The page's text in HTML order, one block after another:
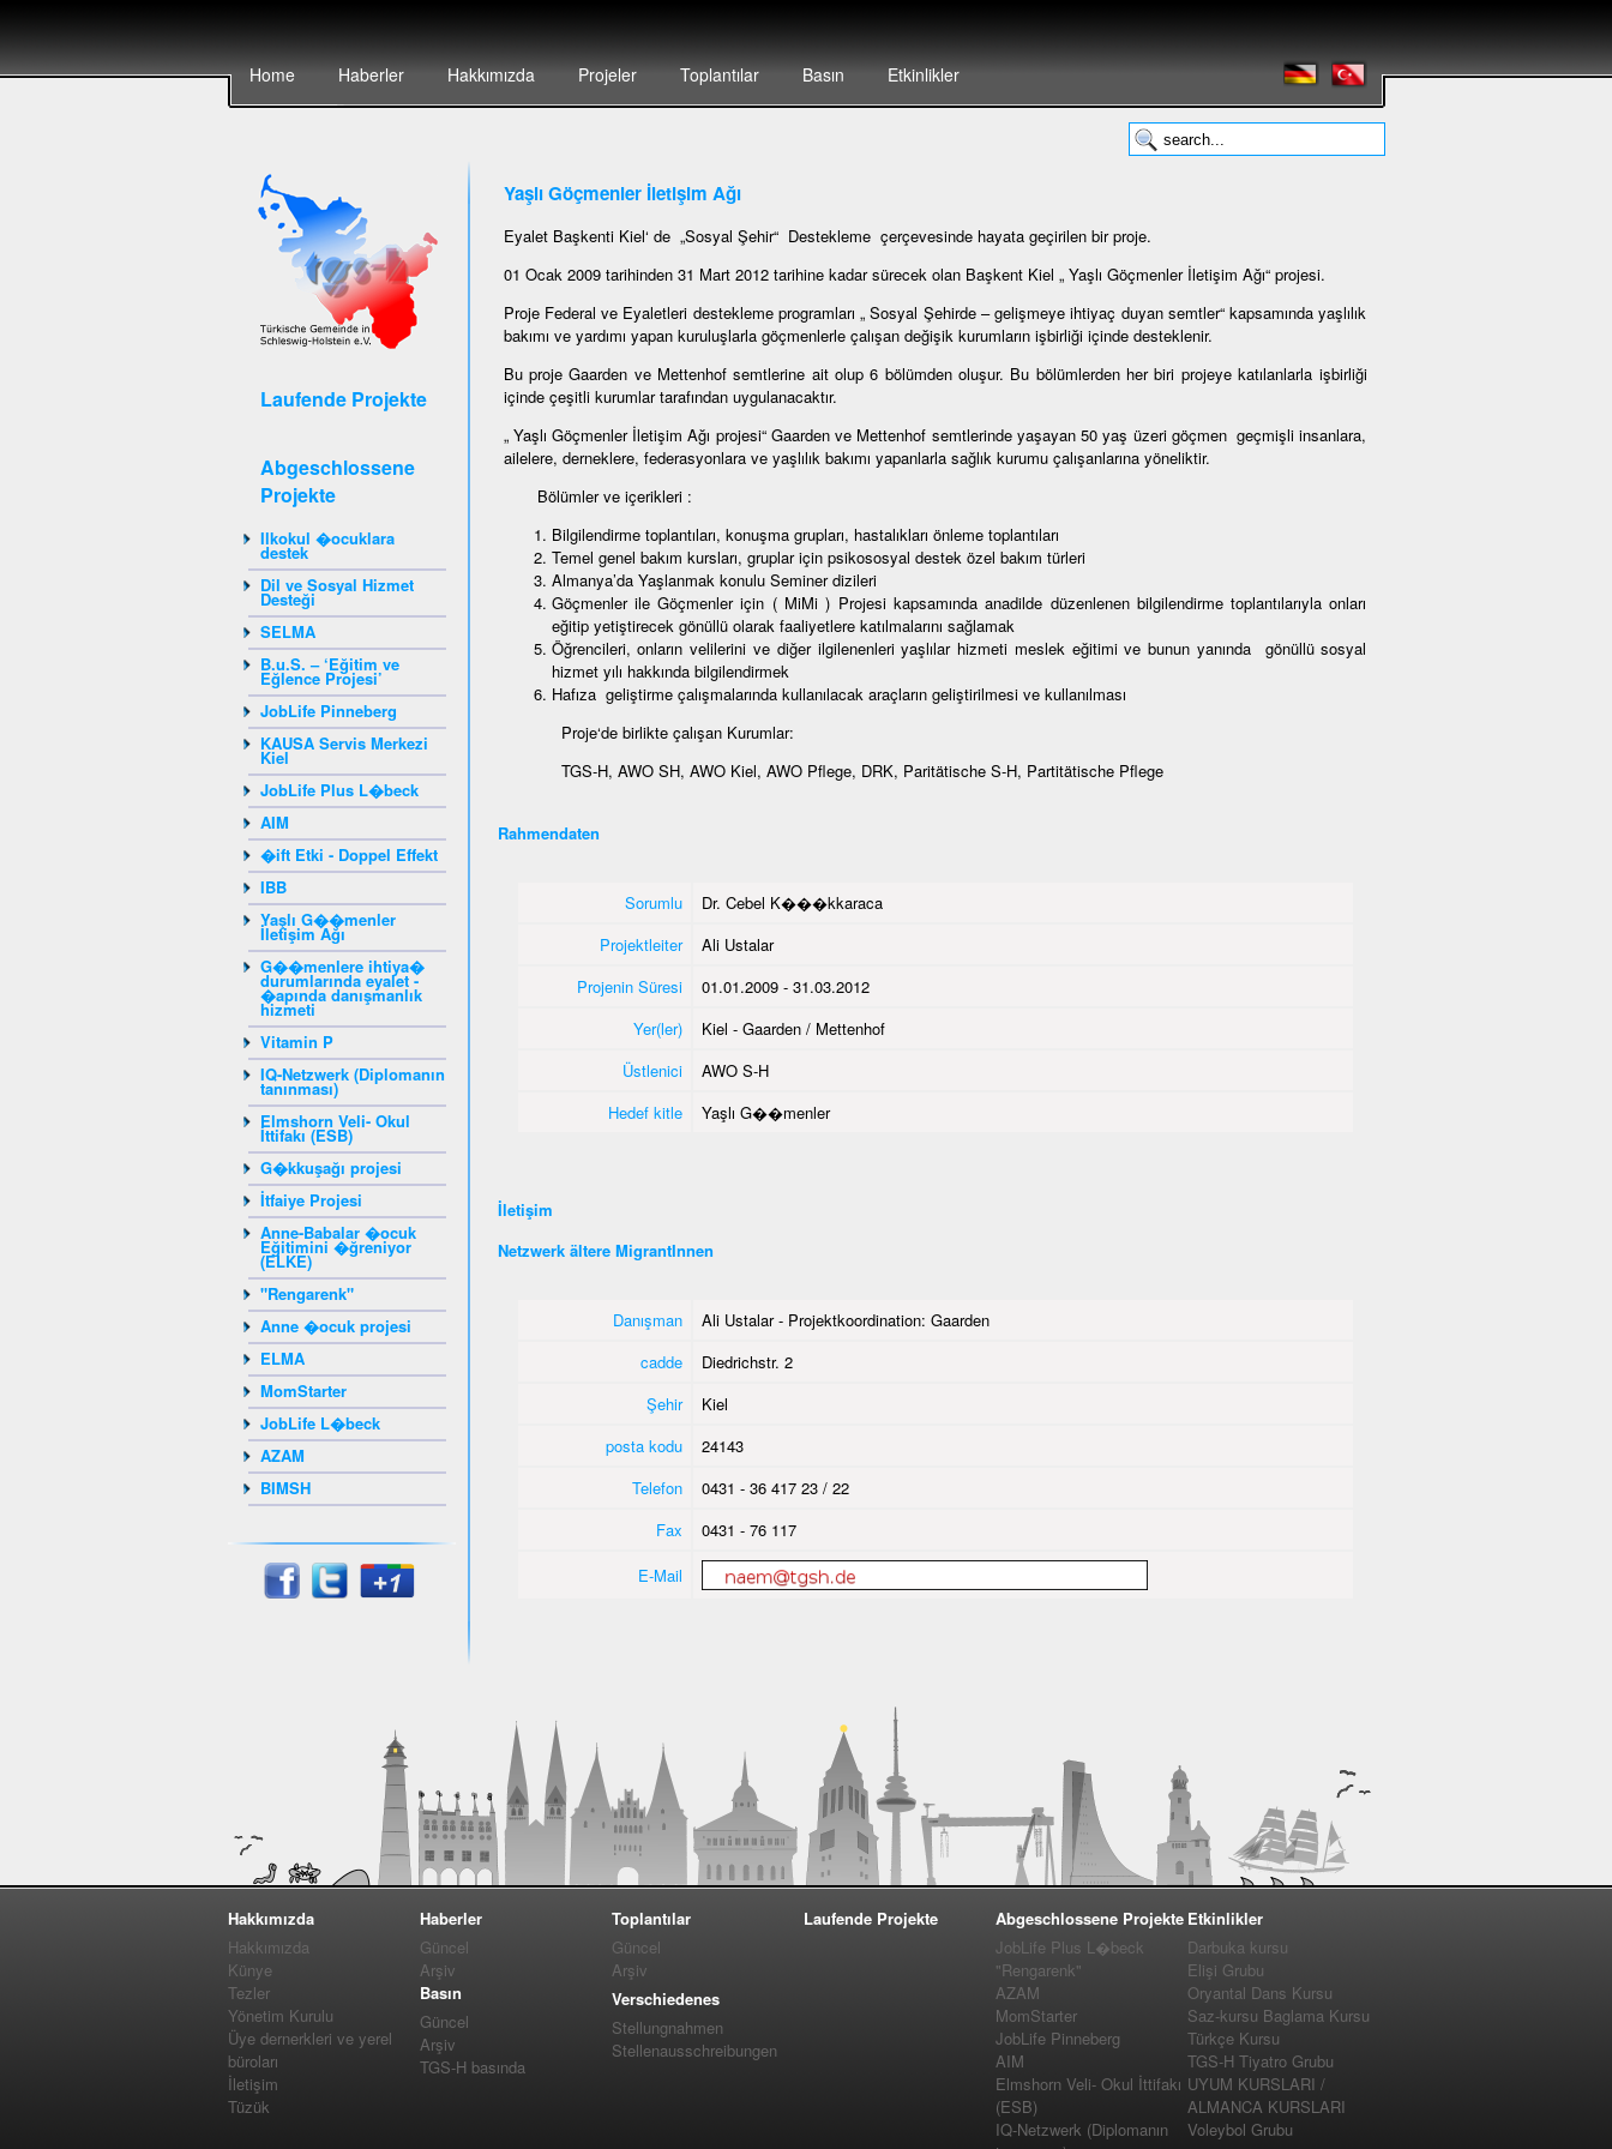
Home Haberler Hakkımızda Projeler Toplantılar Basın Etkinlikler
Laufende Projekte
Abgeschlossene
Projekte
Ilkokul �ocuklara
destek
Dil ve Sosyal Hizmet
Desteği
SELMA
B.u.S. – ‘Eğitim ve
Eğlence Projesi’
JobLife Pinneberg
KAUSA Servis Merkezi
Kiel
JobLife Plus L�beck
AIM
�ift Etki - Doppel Effekt
IBB
Yaşlı G��menler
İletişim Ağı
G��menlere ihtiya�
durumlarında eyalet -
�apında danışmanlık
hizmeti
Vitamin P
IQ-Netzwerk (Diplomanın
tanınması)
Elmshorn Veli- Okul
İttifakı (ESB)
G�kkuşağı projesi
İtfaiye Projesi
Anne-Babalar �ocuk
Eğitimini �ğreniyor
(ELKE)
"Rengarenk"
Anne �ocuk projesi
ELMA
MomStarter
JobLife L�beck
AZAM
BIMSH
Yaşlı Göçmenler İletişim Ağı
Eyalet Başkenti Kiel‘ de „Sosyal Şehir“ Destekleme çerçevesinde hayata geçirilen bir proje.
01 Ocak 2009 tarihinden 31 Mart 2012 tarihine kadar sürecek olan Başkent Kiel „ Yaşlı Göçmenler İletişim Ağı“ projesi.
Proje Federal ve Eyaletleri destekleme programları „ Sosyal Şehirde – gelişmeye ihtiyaç duyan semtler“ kapsamında yaşlılık
bakımı ve yardımı yapan kuruluşlarla göçmenlerle çalışan değişik kurumların işbirliği içinde desteklenir.
Bu proje Gaarden ve Mettenhof semtlerine ait olup 6 bölümden oluşur. Bu bölümlerden her biri projeye katılanlarla işbirliği
içinde çeşitli kurumlar tarafından uygulanacaktır.
„ Yaşlı Göçmenler İletişim Ağı projesi“ Gaarden ve Mettenhof semtlerinde yaşayan 50 yaş üzeri göçmen geçmişli insanlara,
ailelere, derneklere, federasyonlara ve yaşlılık bakımı yapanlarla sağlık kurumu çalışanlarına yöneliktir.
Bölümler ve içerikleri :
Bilgilendirme toplantıları, konuşma grupları, hastalıkları önleme toplantıları
Temel genel bakım kursları, gruplar için psikososyal destek özel bakım türleri
Almanya’da Yaşlanmak konulu Seminer dizileri
Göçmenler ile Göçmenler için ( MiMi ) Projesi kapsamında anadilde düzenlenen bilgilendirme toplantılarıyla onları
eğitip yetiştirecek gönüllü olarak faaliyetlere katılmalarını sağlamak
Öğrencileri, onların velilerini ve diğer ilgilenenleri yaşlılar hizmeti meslek eğitimi ve bunun yanında gönüllü sosyal
hizmet yılı hakkında bilgilendirmek
Hafıza geliştirme çalışmalarında kullanılacak araçların geliştirilmesi ve kullanılması
Proje‘de birlikte çalışan Kurumlar:
TGS-H, AWO SH, AWO Kiel, AWO Pflege, DRK, Paritätische S-H, Partitätische Pflege
Rahmendaten
Sorumlu
Dr. Cebel K���kkaraca
Projektleiter
Ali Ustalar
Projenin Süresi
01.01.2009 - 31.03.2012
Yer(ler)
Kiel - Gaarden / Mettenhof
Üstlenici
AWO S-H
Hedef kitle
Yaşlı G��menler
İletişim
Netzwerk ältere MigrantInnen
Danışman
Ali Ustalar - Projektkoordination: Gaarden
cadde
Diedrichstr. 2
Şehir
Kiel
posta kodu
24143
Telefon
0431 - 36 417 23 / 22
Fax
0431 - 76 117
E-Mail
Hakkımızda
Hakkımızda
Künye
Tezler
Yönetim Kurulu
Üye dernerkleri ve yerel
büroları
İletişim
Tüzük
Haberler
Güncel
Arşiv
Basın
Güncel
Arşiv
TGS-H basında
Toplantılar
Güncel
Arşiv
Verschiedenes
Stellungnahmen
Stellenausschreibungen
Laufende Projekte
Abgeschlossene Projekte
JobLife Plus L�beck
"Rengarenk"
AZAM
MomStarter
JobLife Pinneberg
AIM
Elmshorn Veli- Okul İttifakı
(ESB)
IQ-Netzwerk (Diplomanın
Etkinlikler
Darbuka kursu
Elişi Grubu
Oryantal Dans Kursu
Saz-kursu Baglama Kursu
Türkçe Kursu
TGS-H Tiyatro Grubu
UYUM KURSLARI /
ALMANCA KURSLARI
Voleybol Grubu